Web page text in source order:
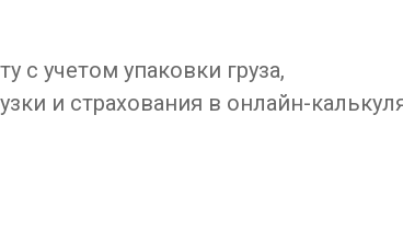
с учетом упаковки груза,
и страхования в онлайн-